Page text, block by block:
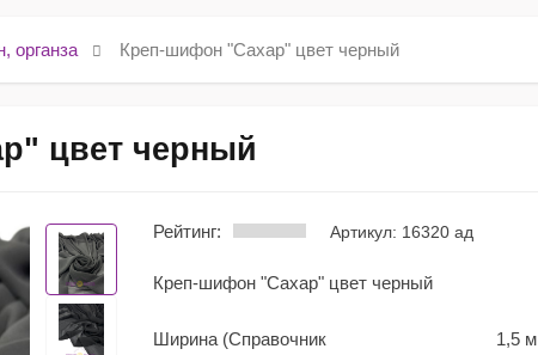
органза Креп-шифон "Сахар" цвет черный
цвет черный
Рейтинг: Артикул: 16320 ад
Креп-шифон "Сахар" цвет черный
Ширина (Справочник
1,5 м